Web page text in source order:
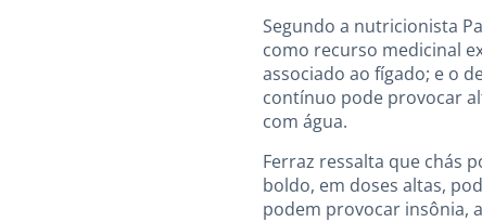
Segundo a nutricionista
como recurso medicinal
associado ao fígado; e o
contínuo pode provocar
com água.
Ferraz ressalta que chás
boldo, em doses altas,
podem provocar insônia,